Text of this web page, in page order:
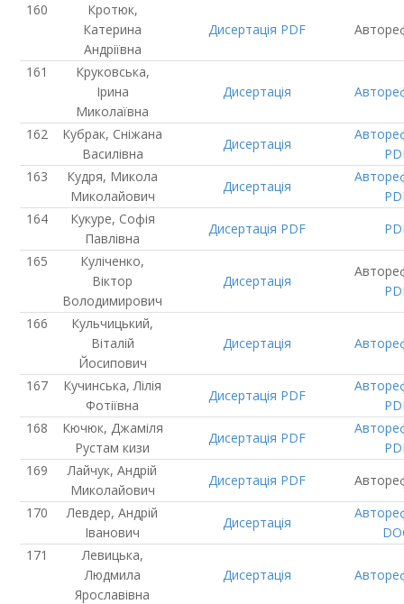
Кротюк,
Катерина
Андріївна
Дисертація PDF
Круковська,
Ірина
Миколаївна
Дисертація
Кубрак, Сніжана
Василівна
Дисертація
Кудря, Микола
Миколайович
Дисертація
Кукуре, Софія
Павлівна
Дисертація PDF
Куліченко,
Віктор
Володимирович
Дисертація
Кульчицький,
Віталій
Йосипович
Дисертація
Кучинська, Лілія
Фотіївна
Дисертація PDF
Кючюк, Джаміля
Рустам кизи
Дисертація PDF
Лайчук, Андрій
Миколайович
Дисертація PDF
Левдер, Андрій
Іванович
Дисертація
Левицька,
Людмила
Ярославівна
Дисертація